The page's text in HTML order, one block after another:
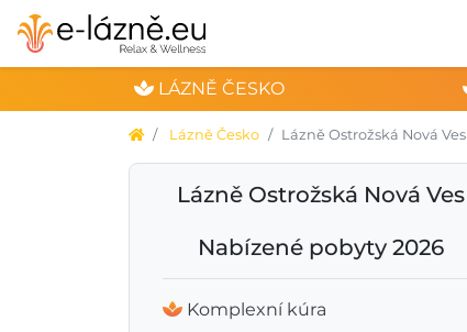
LÁZNĚ ČESKO
Lázně Česko Lázně Ostrožská Nová Ves
Lázně Ostrožská Nová Ves
Nabízené pobyty 2026
Komplexní kúra